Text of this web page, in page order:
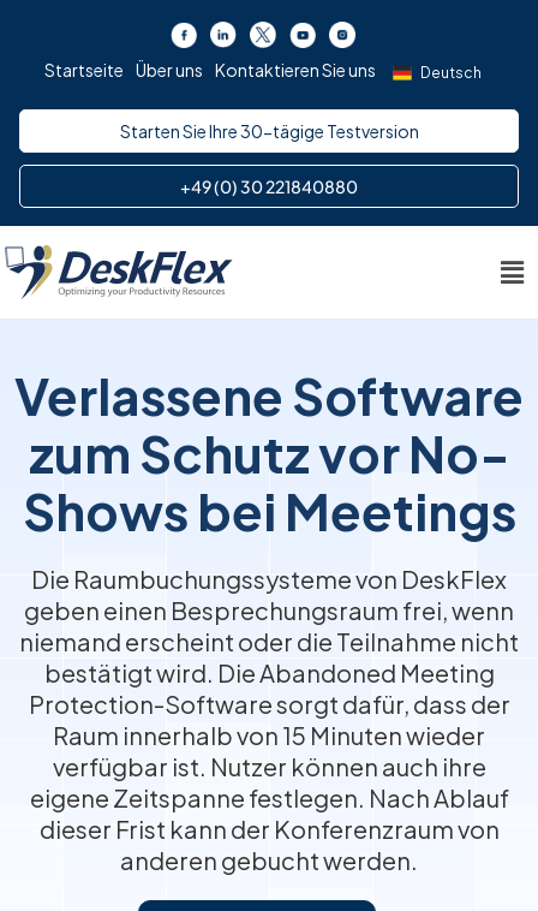
springenStartseite Über uns Kontaktieren Sie uns Deutsch
Starten Sie Ihre 30-tägige Testversion
+49 (0) 30 221840880
Verlassene Software
zum Schutz vor No-
Shows bei Meetings
Die Raumbuchungssysteme von DeskFlex
geben einen Besprechungsraum frei, wenn
niemand erscheint oder die Teilnahme nicht
bestätigt wird. Die Abandoned Meeting
Protection-Software sorgt dafür, dass der
Raum innerhalb von 15 Minuten wieder
verfügbar ist. Nutzer können auch ihre
eigene Zeitspanne festlegen. Nach Ablauf
dieser Frist kann der Konferenzraum von
anderen gebucht werden.